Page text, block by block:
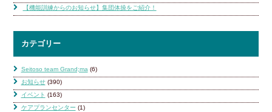
【機能訓練からのお知らせ】集団体操をご紹介！
カテゴリー
Seitoso team Grand;ma (6)
お知らせ(390)
イベント (163)
ケアプランセンター (1)